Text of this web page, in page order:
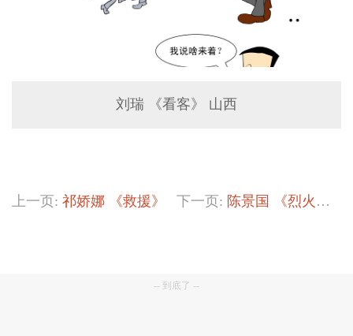
刘瑞 《看客》 山西
上一页: 祁娇娜 《救援》 下一页: 陈景国 《烈火……真金》
-- 到底了 --